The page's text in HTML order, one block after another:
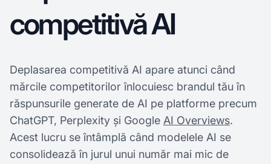
competitivă AI
Deplasarea competitivă AI apare atunci când
mărcile competitorilor înlocuiesc brandul tău în
răspunsurile generate de AI pe platforme precum
ChatGPT, Perplexity și Google AI Overviews.
Acest lucru se întâmplă când modelele AI se
consolidează în jurul unui număr mai mic de